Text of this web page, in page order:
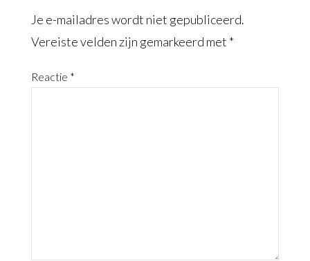
Je e-mailadres wordt niet gepubliceerd.
Vereiste velden zijn gemarkeerd met *
Reactie *